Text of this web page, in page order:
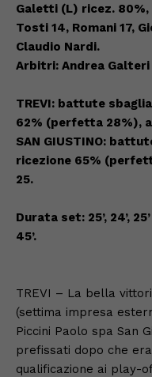
Galetti (L) ricez.
Tosti 14, Romani 17,
Claudio Nardi.
Arbitri: Andrea Galteri
TREVI: battute
62% (perfetta 28%),
SAN GIUSTINO:
ricezione 65%
25.
Durata set: 25’, 24’,
45’.
TREVI – La bella
(settima impresa
Piccini Paolo spa San
prefissati dopo che
qualificazione ai play-